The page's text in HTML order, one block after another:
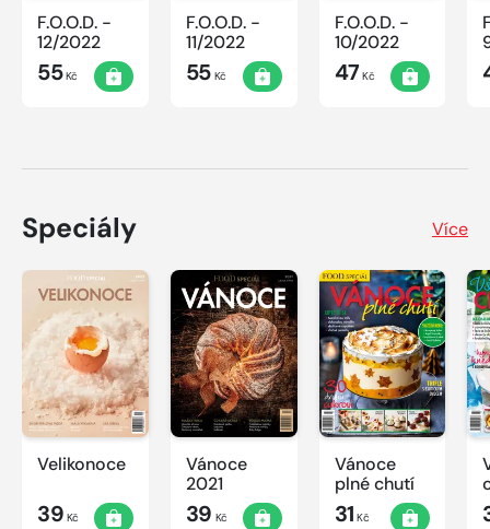
F.O.O.D. -
12/2022
55Kč
F.O.O.D. -
11/2022
55Kč
F.O.O.D. -
10/2022
47Kč
Speciály Více
Velikonoce
39 Kč
Vánoce
2021
39 Kč
Vánoce
plné chutí
31 Kč